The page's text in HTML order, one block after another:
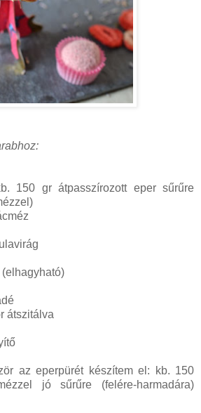
150 gr átpasszírozott eper sűrűre
átszitálva
az eperpürét készítem el: kb. 150
jó sűrűre (felére-harmadára)